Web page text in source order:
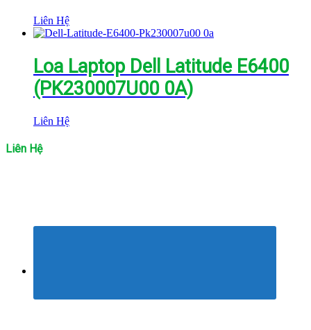
Liên Hệ
Loa Laptop Dell Latitude E6400
(PK230007U00 0A)
Liên Hệ
Liên Hệ